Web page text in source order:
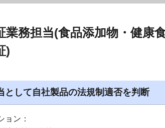
業務担当(食品添加物・健康
)
として自社製品の法規制適否を判断
ョン：